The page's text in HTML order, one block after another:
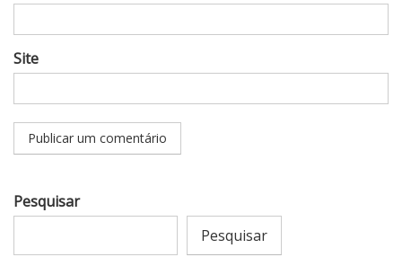
Site
Pesquisar
Pesquisar